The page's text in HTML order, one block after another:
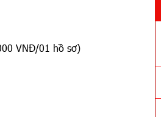
VNĐ/01 hồ sơ)